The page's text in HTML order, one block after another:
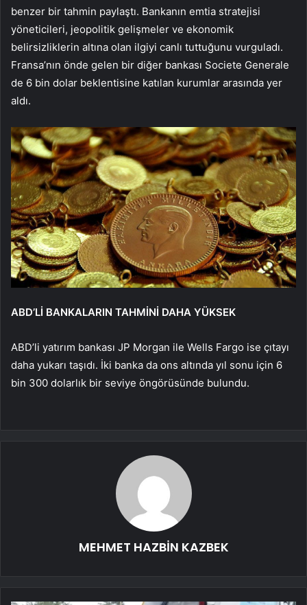
benzer bir tahmin paylaştı. Bankanın emtia stratejisi
yöneticileri, jeopolitik gelişmeler ve ekonomik
belirsizliklerin altına olan ilgiyi canlı tuttuğunu vurguladı.
Fransa’nın önde gelen bir diğer bankası Societe Generale
de 6 bin dolar beklentisine katılan kurumlar arasında yer
aldı.
ABD’Lİ BANKALARIN TAHMİNİ DAHA YÜKSEK
ABD’li yatırım bankası JP Morgan ile Wells Fargo ise çıtayı
daha yukarı taşıdı. İki banka da ons altında yıl sonu için 6
bin 300 dolarlık bir seviye öngörüsünde bulundu.
MEHMET HAZBİN KAZBEK